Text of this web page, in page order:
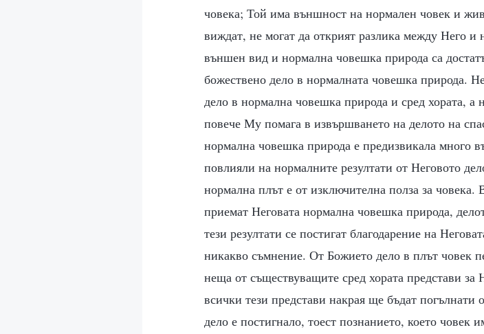
човека; Той има външност на нормален човек и
виждат, не могат да открият разлика между Него
външен вид и нормална човешка природа са
божествено дело в нормалната човешка природа.
дело в нормална човешка природа и сред хората,
повече Му помага в извършването на делото на
нормална човешка природа е предизвикала много
повлияли на нормалните резултати от Неговото
нормална плът е от изключителна полза за човека.
приемат Неговата нормална човешка природа,
тези резултати се постигат благодарение на
никакво съмнение. От Божието дело в плът човек
неща от съществуващите сред хората представи
всички тези представи накрая ще бъдат
дело е постигнало, тоест познанието, което човек